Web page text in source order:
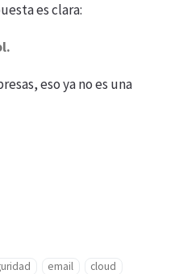
es clara:
eso ya no es una
email cloud